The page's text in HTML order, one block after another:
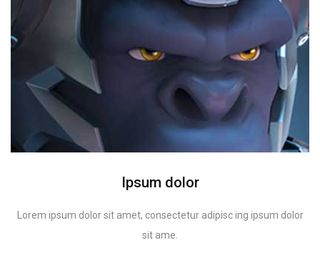
Ipsum dolor
Lorem ipsum dolor sit amet, consectetur adipisc ing ipsum dolor
sit ame.